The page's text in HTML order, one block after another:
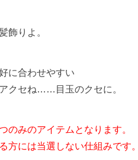
飾りよ。
に合わせやすい
クセね……目玉のクセに。
のみのアイテムとなります。
方には当選しない仕組みです。